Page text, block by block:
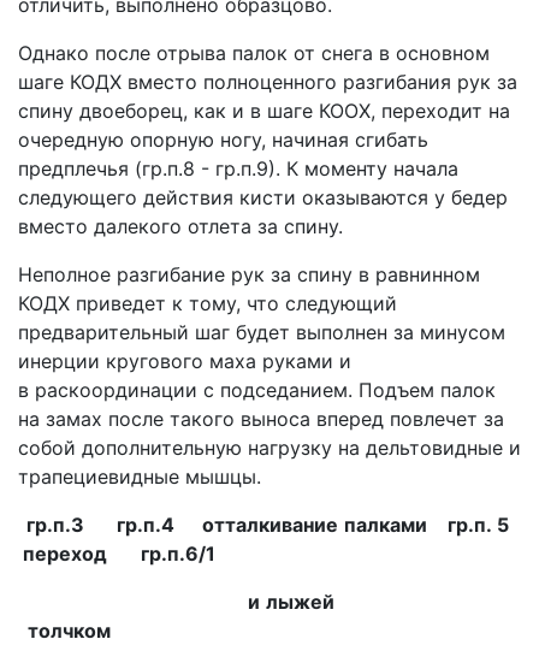
отличить, выполнено образцово.
Однако после отрыва палок от снега в основном
шаге КОДХ вместо полноценного разгибания рук за
спину двоеборец, как и в шаге КООХ, переходит на
очередную опорную ногу, начиная сгибать
предплечья (гр.п.8 - гр.п.9). К моменту начала
следующего действия кисти оказываются у бедер
вместо далекого отлета за спину.
Неполное разгибание рук за спину в равнинном
КОДХ приведет к тому, что следующий
предварительный шаг будет выполнен за минусом
инерции кругового маха руками и
в раскоординации с подседанием. Подъем палок
на замах после такого выноса вперед повлечет за
собой дополнительную нагрузку на дельтовидные и
трапециевидные мышцы.
гр.п.3 гр.п.4 отталкивание палками гр.п. 5
переход гр.п.6/1
и лыжей
толчком